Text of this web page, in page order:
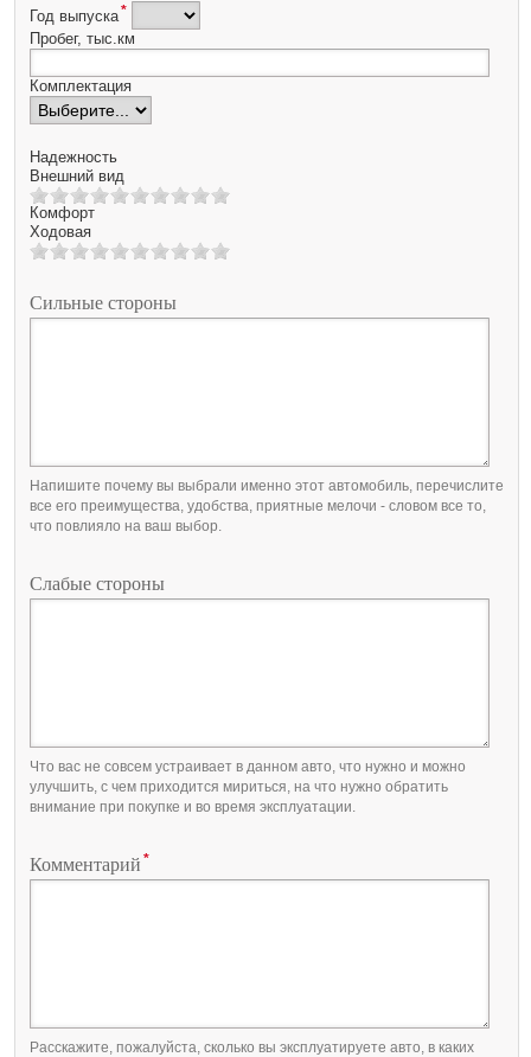
Год выпуска*
Пробег, тыс.км
Комплектация
Надежность
Внешний вид
Комфорт
Ходовая
Сильные стороны
Напишите почему вы выбрали именно этот автомобиль, перечислите
все его преимущества, удобства, приятные мелочи - словом все то,
что повлияло на ваш выбор.
Слабые стороны
Что вас не совсем устраивает в данном авто, что нужно и можно
улучшить, с чем приходится мириться, на что нужно обратить
внимание при покупке и во время эксплуатации.
Комментарий *
Расскажите, пожалуйста, сколько вы эксплуатируете авто, в каких